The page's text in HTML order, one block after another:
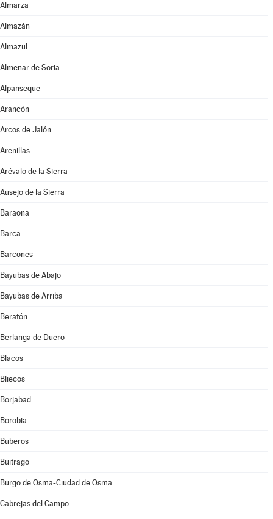
Almarza
Almazán
Almazul
Almenar de Soria
Alpanseque
Arancón
Arcos de Jalón
Arenillas
Arévalo de la Sierra
Ausejo de la Sierra
Baraona
Barca
Barcones
Bayubas de Abajo
Bayubas de Arriba
Beratón
Berlanga de Duero
Blacos
Bliecos
Borjabad
Borobia
Buberos
Buitrago
Burgo de Osma-Ciudad de Osma
Cabrejas del Campo